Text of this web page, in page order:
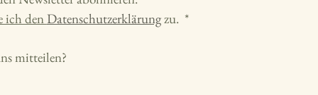
ich den Datenschutzerklärung zu. *
mitteilen?